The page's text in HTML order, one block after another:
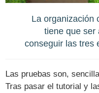
La organización
tiene que ser
conseguir las tres
Las pruebas son,
Tras pasar el tutorial y